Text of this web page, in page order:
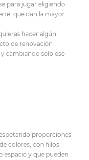
para jugar eligiendo
que dan la mayor
hacer algún
de renovación
cambiando solo ese
proporciones
colores; con hilos
espacio y que pueden